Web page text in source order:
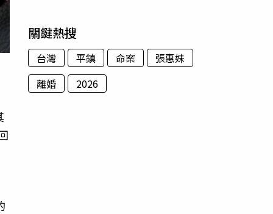
關鍵熱搜
台灣 平鎮 命案
張惠妹
離婚
2026